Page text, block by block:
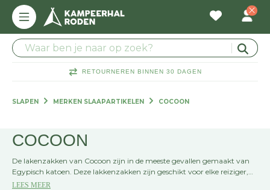
RETOURNEREN BINNEN 30 DAGEN
SLAPEN MERKEN SLAAPARTIKELEN COCOON
COCOON
De lakenzakken van Cocoon zijn in de meeste gevallen gemaakt van
Egypisch katoen. Deze lakkenzakken zijn geschikt voor elke reiziger,
bergwandelaar of andere avonturier die geregeld in een slaapzak
LEES MEER